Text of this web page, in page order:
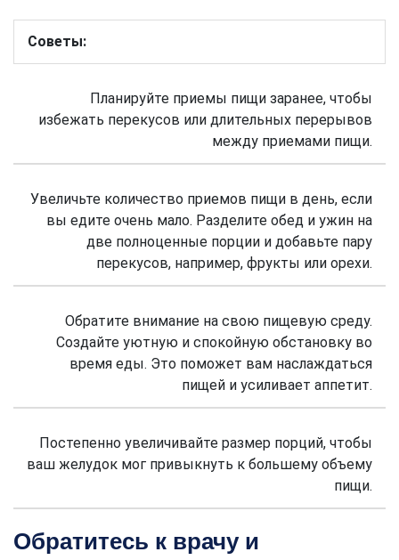
Советы:
Планируйте приемы пищи заранее, чтобы
избежать перекусов или длительных перерывов
между приемами пищи.
Увеличьте количество приемов пищи в день, если
вы едите очень мало. Разделите обед и ужин на
две полноценные порции и добавьте пару
перекусов, например, фрукты или орехи.
Обратите внимание на свою пищевую среду.
Создайте уютную и спокойную обстановку во
время еды. Это поможет вам наслаждаться
пищей и усиливает аппетит.
Постепенно увеличивайте размер порций, чтобы
ваш желудок мог привыкнуть к большему объему
пищи.
Обратитесь к врачу и